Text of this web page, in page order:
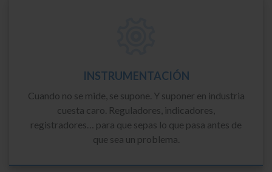
INSTRUMENTACIÓN
Cuando no se mide, se supone. Y suponer en industria
cuesta caro. Reguladores, indicadores,
registradores… para que sepas lo que pasa antes de
que sea un problema.